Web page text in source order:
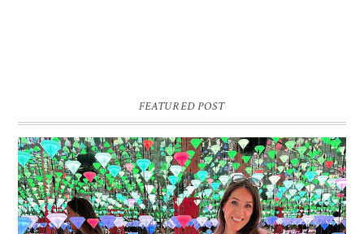
FEATURED POST